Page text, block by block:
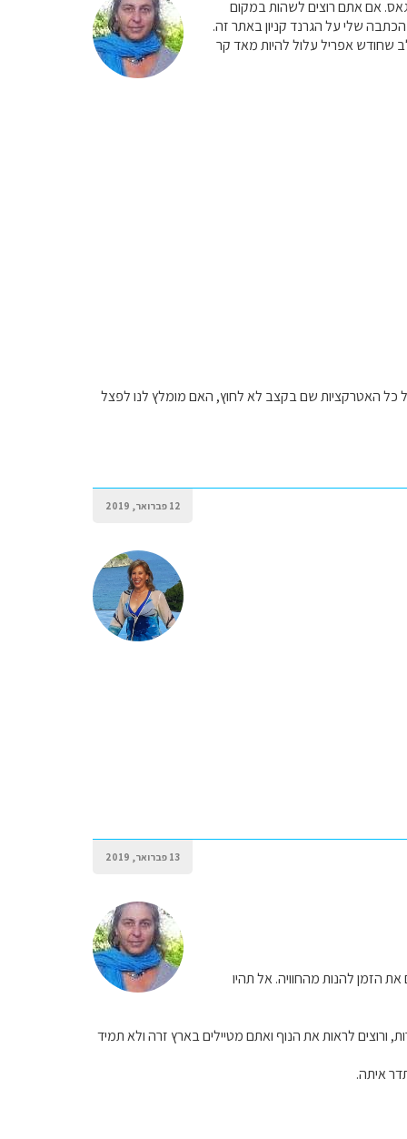
אם אתם רוצים לשהות במקום
שלי על הגרנד קניון באתר זה.
שחודש אפריל עלול להיות מאד קר
כל האטרקציות שם בקצב לא לחוץ, האם מומלץ לנו לפצל
12 פברואר, 2019
13 פברואר, 2019
הזמן להנות מהחוויה. אל תהיו
לראות את הנוף ואתם מטיילים בארץ זרה ולא תמיד
איתה.